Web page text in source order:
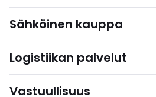
Sähköinen kauppa
Logistiikan palvelut
Vastuullisuus